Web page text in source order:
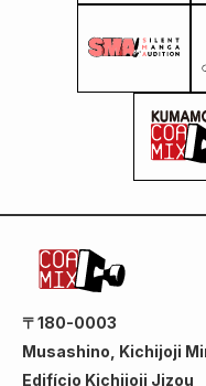
〒180-0003
Musashino, Kichijoji
Edifício Kichijoji Jizou